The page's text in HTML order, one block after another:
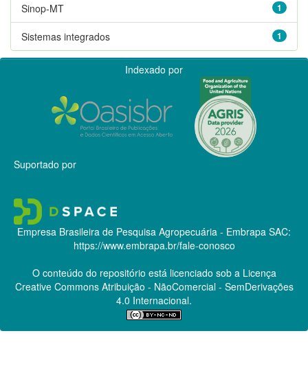
1
Sinop-MT
1
Sistemas integrados
Indexado por
Suportado por
Empresa Brasileira de Pesquisa Agropecuária - Embrapa SAC:
https://www.embrapa.br/fale-conosco
O conteúdo do repositório está licenciado sob a Licença
Creative CommonsAtribuição - NãoComercial - SemDerivações
4.0 Internacional.